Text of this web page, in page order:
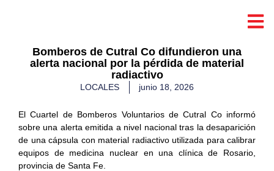
Bomberos de Cutral Co difundieron una
alerta nacional por la pérdida de material
radiactivo
LOCALES junio 18, 2026
El Cuartel de Bomberos Voluntarios de Cutral Co informó
sobre una alerta emitida a nivel nacional tras la desaparición
de una cápsula con material radiactivo utilizada para calibrar
equipos de medicina nuclear en una clínica de Rosario,
provincia de Santa Fe.